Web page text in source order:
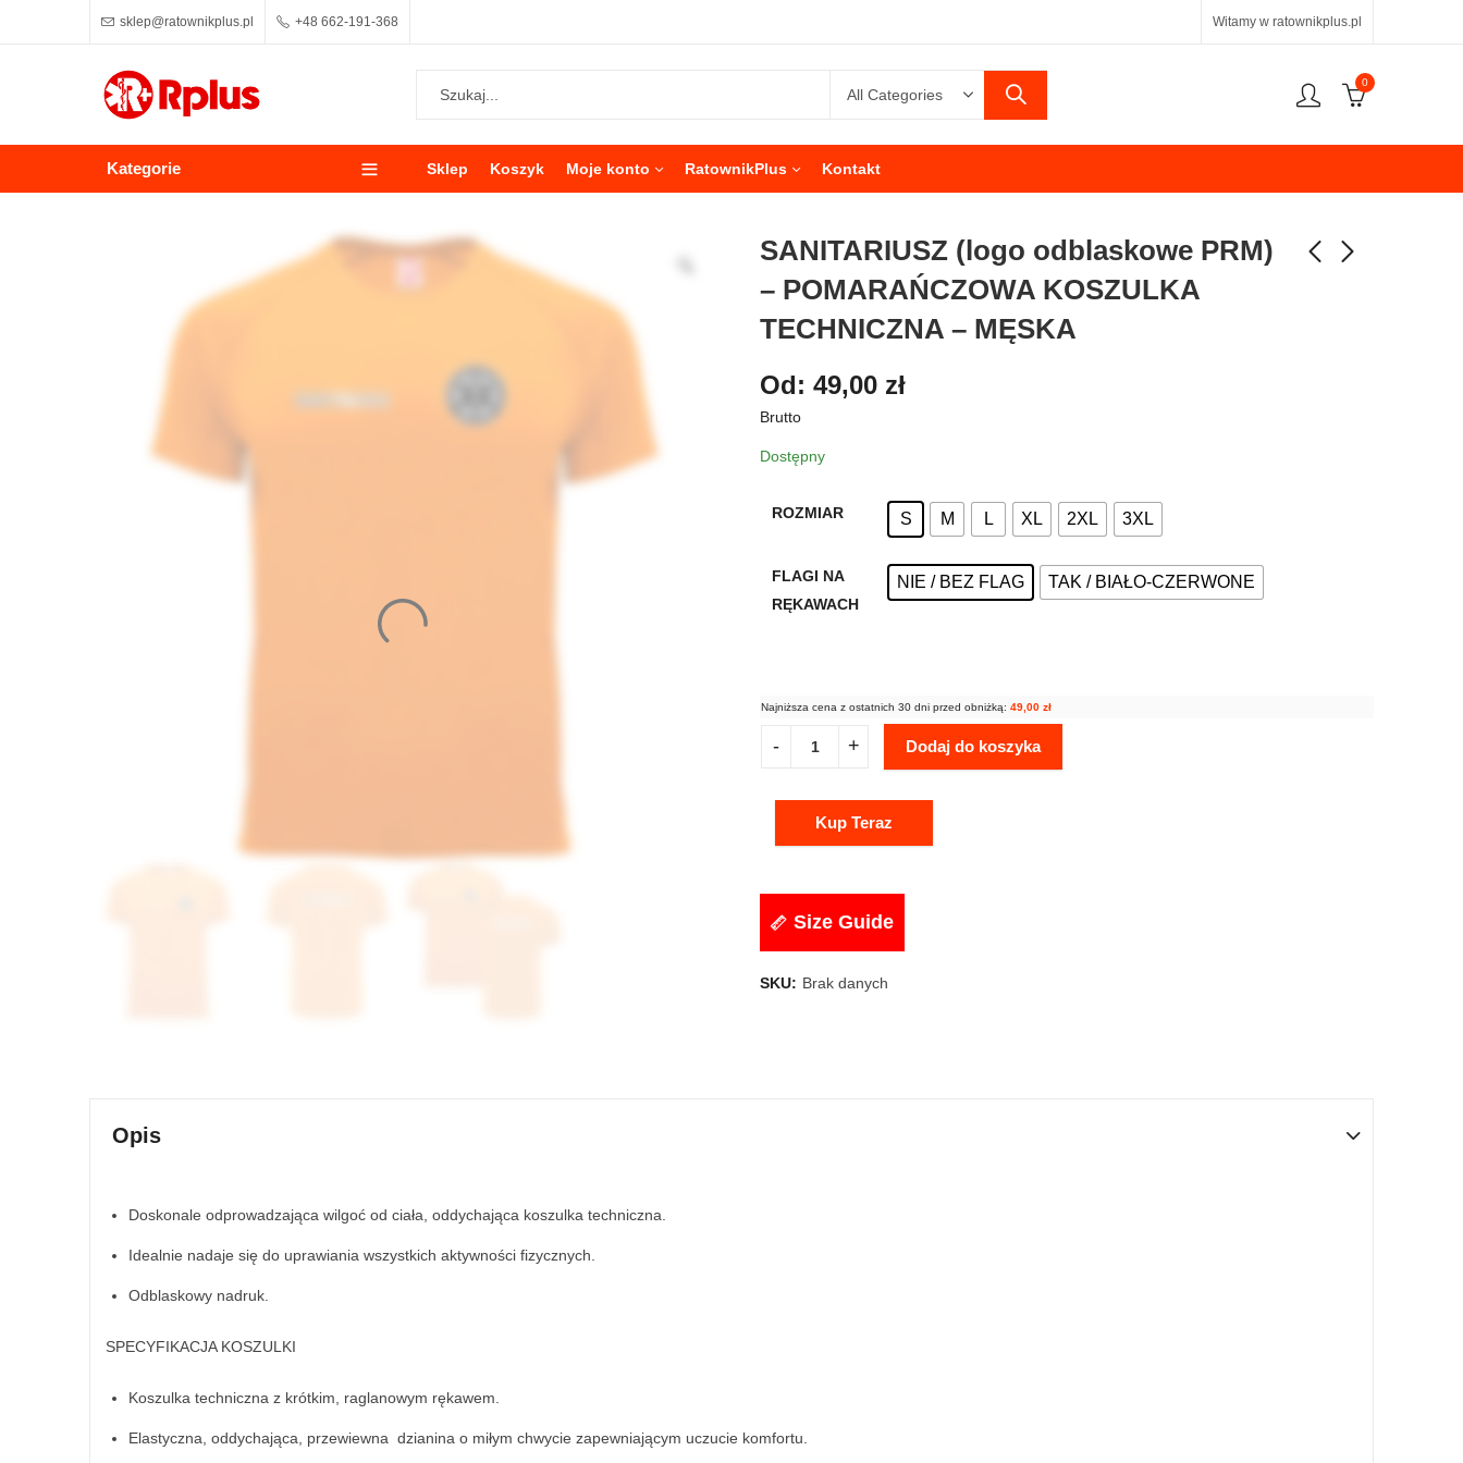
sklep@ratownikplus.pl +48 662-191-368 Witamy w ratownikplus.pl
0
Kategorie Sklep Koszyk Moje konto RatownikPlus Kontakt
SANITARIUSZ (logo odblaskowe PRM)
– POMARAŃCZOWA KOSZULKA
TECHNICZNA – MĘSKA
Od: 49,00 zł
Brutto
Dostępny
ROZMIAR S M L XL 2XL 3XL
FLAGI NA
RĘKAWACH
NIE / BEZ FLAG TAK / BIAŁO-CZERWONE
Najniższa cena z ostatnich 30 dni przed obniżką: 49,00 zł
Dodaj do koszyka
Kup Teraz
Size Guide
SKU: Brak danych
Opis
Doskonale odprowadzająca wilgoć od ciała, oddychająca koszulka techniczna.
Idealnie nadaje się do uprawiania wszystkich aktywności fizycznych.
Odblaskowy nadruk.
SPECYFIKACJA KOSZULKI
Koszulka techniczna z krótkim, raglanowym rękawem.
Elastyczna, oddychająca, przewiewna dzianina o miłym chwycie zapewniającym uczucie komfortu.